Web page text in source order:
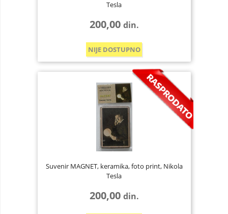
Tesla
200,00 din.
NIJE DOSTUPNO
Suvenir MAGNET, keramika, foto print, Nikola
Tesla
200,00 din.